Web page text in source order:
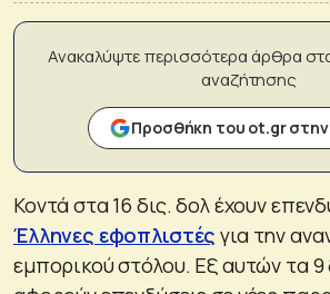
Ανακαλύψτε περισσότερα άρθρα
αναζήτησης
Προσθήκη του ot.gr
Κοντά στα 16 δις. δολ έχουν
Έλληνες εφοπλιστές για την
εμπορικού στόλου. Εξ αυτών τα 9